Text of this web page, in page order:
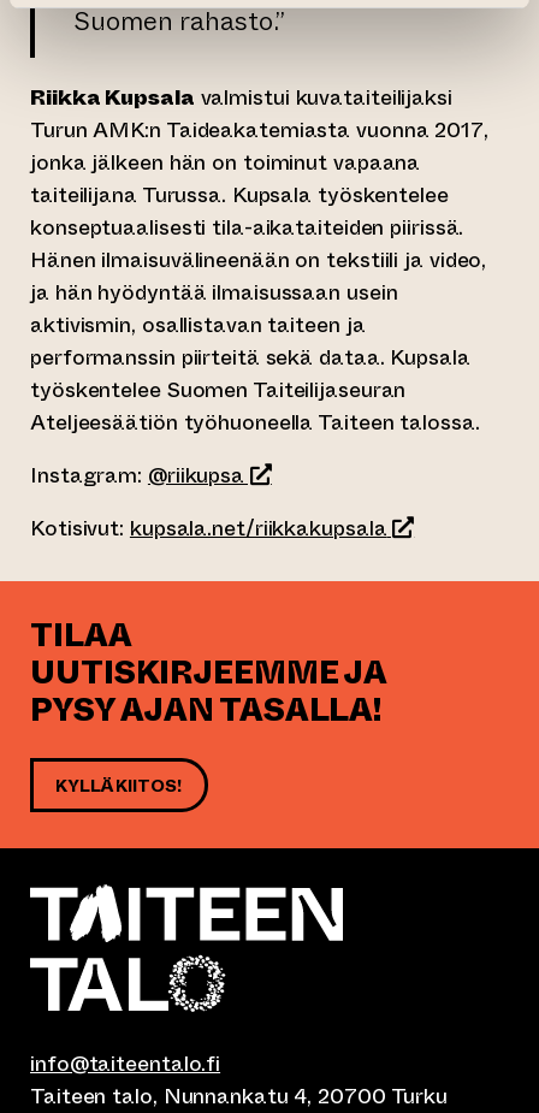
Suomen rahasto.”
Riikka Kupsala valmistui kuvataiteilijaksi
Turun AMK:n Taideakatemiasta vuonna 2017,
jonka jälkeen hän on toiminut vapaana
taiteilijana Turussa. Kupsala työskentelee
konseptuaalisesti tila-aikataiteiden piirissä.
Hänen ilmaisuvälineenään on tekstiili ja video,
ja hän hyödyntää ilmaisussaan usein
aktivismin, osallistavan taiteen ja
performanssin piirteitä sekä dataa. Kupsala
työskentelee Suomen Taiteilijaseuran
Ateljeesäätiön työhuoneella Taiteen talossa.
Instagram: @riikupsa (siirtyy toiseen
Kotisivut: kupsala.net/riikkakupsala(siirtyy
TILAA
UUTISKIRJEEMME JA
PYSY AJAN TASALLA!
KYLLÄ KIITOS!
info@taiteentalo.fi
Taiteen talo, Nunnankatu 4, 20700 Turku